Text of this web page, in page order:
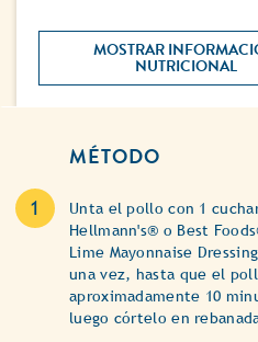
MOSTRAR
NUTRICIONAL
MÉTODO
Unta el pollo con 1
Hellmann's® o Best
Lime Mayonnaise
una vez, hasta que el
aproximadamente 10
luego córtelo en